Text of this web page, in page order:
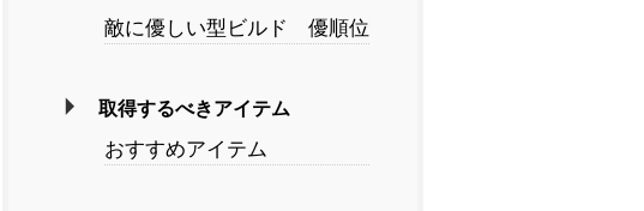
敵に優しい型ビルド 優順位
取得するべきアイテム
おすすめアイテム